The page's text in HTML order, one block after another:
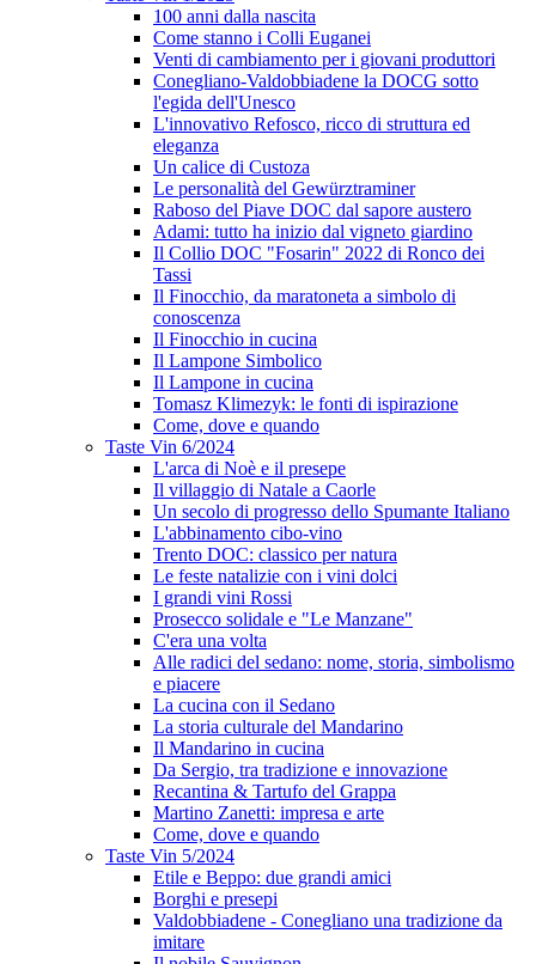
100 anni dalla nascita
Come stanno i Colli Euganei
Venti di cambiamento per i giovani produttori
Conegliano-Valdobbiadene la DOCG sotto
l'egida dell'Unesco
L'innovativo Refosco, ricco di struttura ed
eleganza
Un calice di Custoza
Le personalità del Gewürztraminer
Raboso del Piave DOC dal sapore austero
Adami: tutto ha inizio dal vigneto giardino
Il Collio DOC "Fosarin" 2022 di Ronco dei
Tassi
Il Finocchio, da maratoneta a simbolo di
conoscenza
Il Finocchio in cucina
Il Lampone Simbolico
Il Lampone in cucina
Tomasz Klimezyk: le fonti di ispirazione
Come, dove e quando
Taste Vin 6/2024
L'arca di Noè e il presepe
Il villaggio di Natale a Caorle
Un secolo di progresso dello Spumante Italiano
L'abbinamento cibo-vino
Trento DOC: classico per natura
Le feste natalizie con i vini dolci
I grandi vini Rossi
Prosecco solidale e "Le Manzane"
C'era una volta
Alle radici del sedano: nome, storia, simbolismo
e piacere
La cucina con il Sedano
La storia culturale del Mandarino
Il Mandarino in cucina
Da Sergio, tra tradizione e innovazione
Recantina & Tartufo del Grappa
Martino Zanetti: impresa e arte
Come, dove e quando
Taste Vin 5/2024
Etile e Beppo: due grandi amici
Borghi e presepi
Valdobbiadene - Conegliano una tradizione da
imitare